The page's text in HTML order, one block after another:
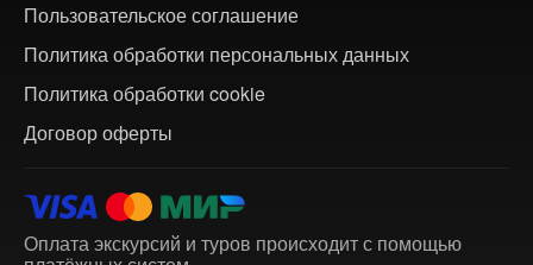
Пользовательское соглашение
Политика обработки персональных данных
Политика обработки cookie
Договор оферты
Оплата экскурсий и туров происходит с помощью